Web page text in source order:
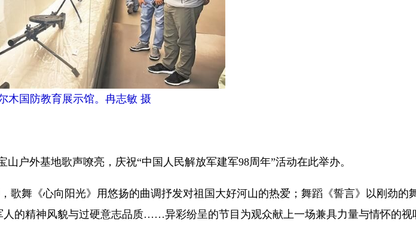
木国防教育展示馆。冉志敏 摄
外基地歌声嘹亮，庆祝“中国人民解放军建军98周年”活动在此举办。
舞《心向阳光》用悠扬的曲调抒发对祖国大好河山的热爱；舞蹈《誓言》以刚劲的
的精神风貌与过硬意志品质……异彩纷呈的节目为观众献上一场兼具力量与情怀的视